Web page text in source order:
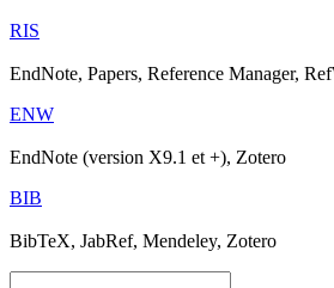
RIS
EndNote, Papers, Reference Manager,
ENW
EndNote (version X9.1 et +), Zotero
BIB
BibTeX, JabRef, Mendeley, Zotero